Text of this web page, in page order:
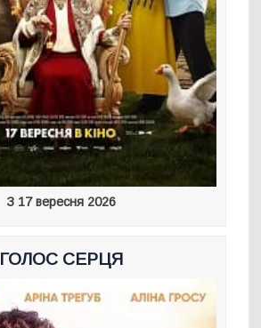
З 17 вересня 2026
ГОЛОС СЕРЦЯ